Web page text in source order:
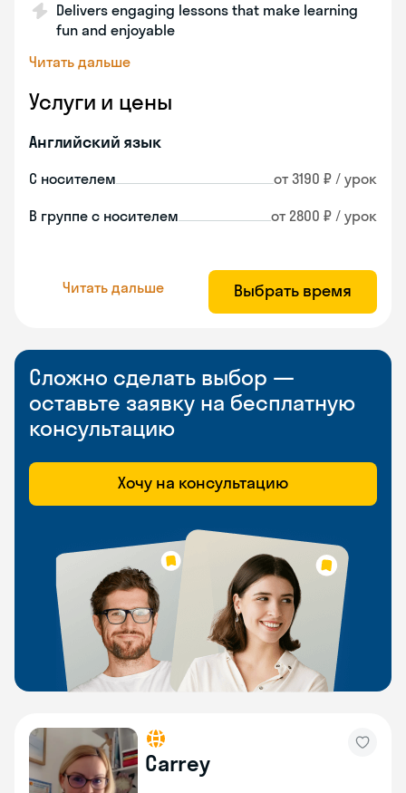
Delivers engaging lessons that make learning
fun and enjoyable
Читать дальше
Услуги и цены
Английский язык
С носителем от 3190 ₽ / урок
В группе с носителем от 2800 ₽ / урок
Читать дальше Выбрать время
Сложно сделать выбор —
оставьте заявку на бесплатную
консультацию
Хочу на консультацию
Carrey